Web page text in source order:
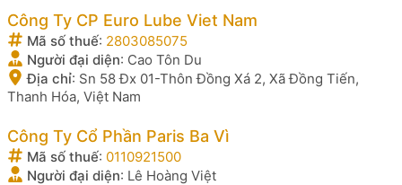
Công Ty CP Euro Lube Viet Nam
Mã số thuế: 2803085075
Người đại diện: Cao Tôn Du
Địa chỉ: Sn 58 Đx 01-Thôn Đồng Xá 2, Xã Đồng Tiến,
Thanh Hóa, Việt Nam
Công Ty Cổ Phần Paris Ba Vì
Mã số thuế: 0110921500
Người đại diện: Lê Hoàng Việt